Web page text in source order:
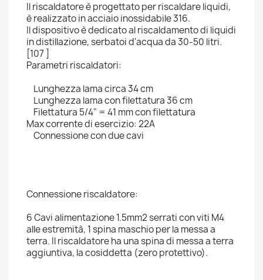
Il riscaldatore è progettato per riscaldare liquidi,
è realizzato in acciaio inossidabile 316.
Il dispositivo è dedicato al riscaldamento di liquidi
in distillazione, serbatoi d'acqua da 30-50 litri.
[107 ]
Parametri riscaldatori:
Lunghezza lama circa 34 cm
Lunghezza lama con filettatura 36 cm
Filettatura 5/4" = 41 mm con filettatura
Max corrente di esercizio: 22A
Connessione con due cavi
Connessione riscaldatore:
6 Cavi alimentazione 1.5mm2 serrati con viti M4
alle estremità, 1 spina maschio per la messa a
terra. Il riscaldatore ha una spina di messa a terra
aggiuntiva, la cosiddetta (zero protettivo).